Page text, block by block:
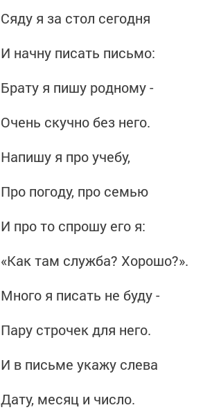
Сяду я за стол сегодня
И начну писать письмо:
Брату я пишу родному -
Очень скучно без него.
Напишу я про учебу,
Про погоду, про семью
И про то спрошу его я:
«Как там служба? Хорошо?».
Много я писать не буду -
Пару строчек для него.
И в письме укажу слева
Дату, месяц и число.